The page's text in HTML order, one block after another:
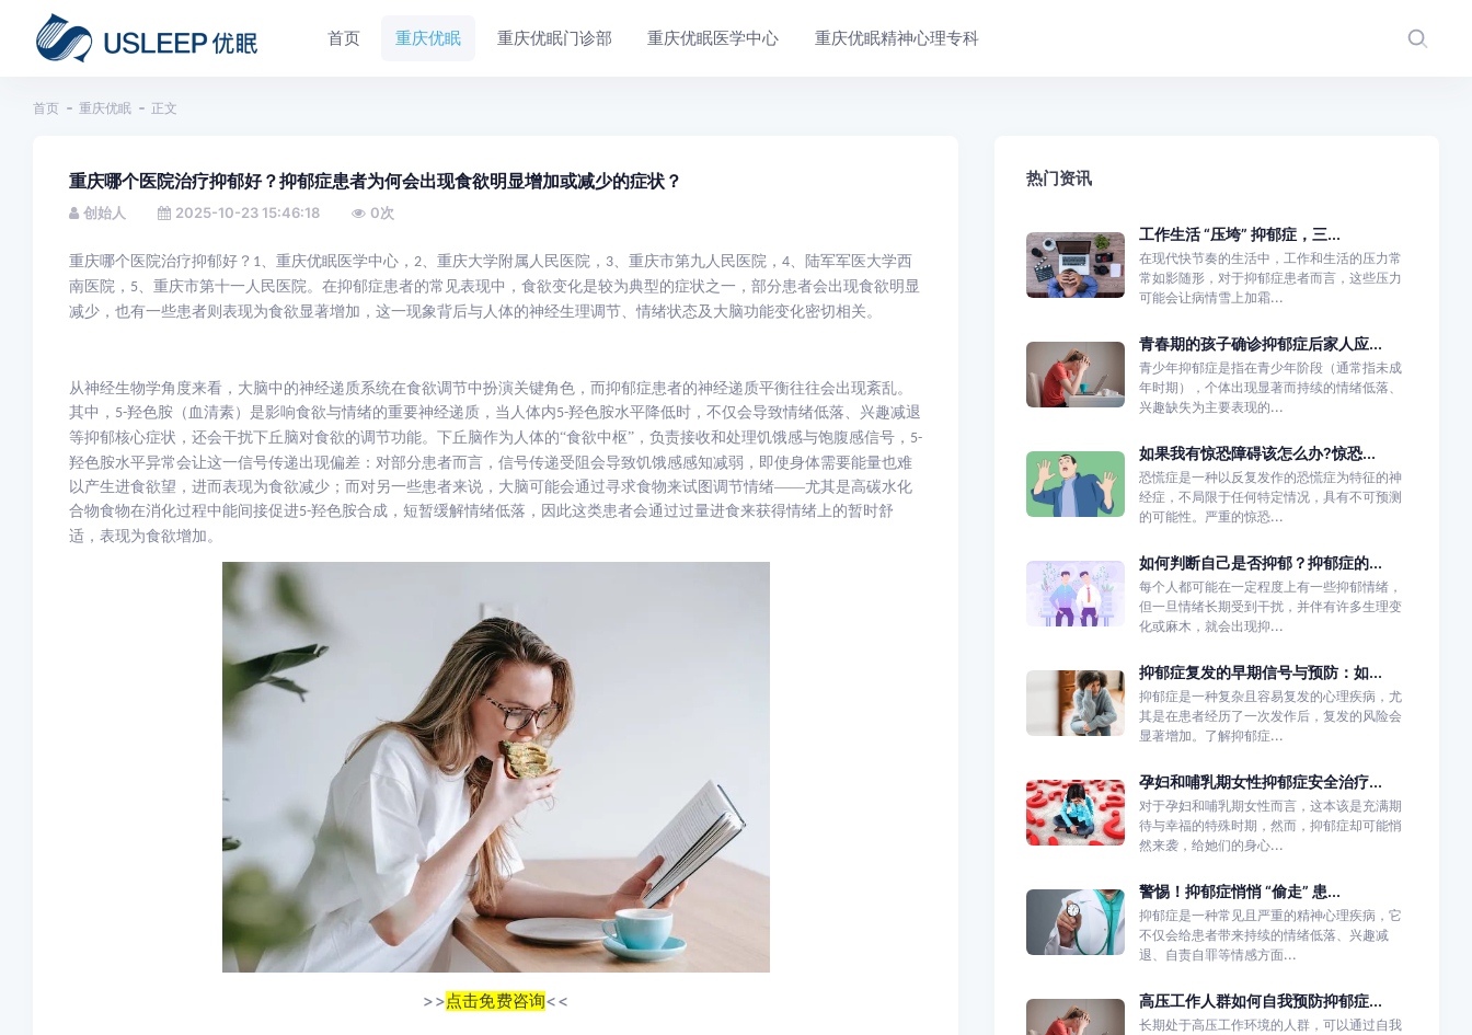
首页 重庆优眠 重庆优眠门诊部 重庆优眠医学中心 重庆优眠精神心理专科
首页 重庆优眠 正文
重庆哪个医院治疗抑郁好？抑郁症患者为何会出现食欲明显增加或减少的症状？
创始人 2025-10-23 15:46:18 0次
重庆哪个医院治疗抑郁好？ 1 、重庆优眠医学中心， 2、重庆大学附属人民医院， 3、重庆市第九人民医院， 4、陆军军医大学西
南医院， 5、重庆市第十一人民医院。在抑郁症患者的常见表现中，食欲变化是较为典型的症状之一，部分患者会出现食欲明显
减少，也有一些患者则表现为食欲显著增加，这一现象背后与人体的神经生理调节、情绪状态及大脑功能变化密切相关。​
从神经生物学角度来看，大脑中的神经递质系统在食欲调节中扮演关键角色，而抑郁症患者的神经递质平衡往往会出现紊乱。
其中， 5-羟色胺（血清素）是影响食欲与情绪的重要神经递质，当人体内5-羟色胺水平降低时，不仅会导致情绪低落、兴趣减退
等抑郁核心症状，还会干扰下丘脑对食欲的调节功能。下丘脑作为人体的“食欲中枢”，负责接收和处理饥饿感与饱腹感信号， 5-
羟色胺水平异常会让这一信号传递出现偏差：对部分患者而言，信号传递受阻会导致饥饿感感知减弱，即使身体需要能量也难
以产生进食欲望，进而表现为食欲减少；而对另一些患者来说，大脑可能会通过寻求食物来试图调节情绪——尤其是高碳水化
合物食物在消化过程中能间接促进5-羟色胺合成，短暂缓解情绪低落，因此这类患者会通过过量进食来获得情绪上的暂时舒
适，表现为食欲增加。​
>>点击免费咨询<<
热门资讯
工作生活 “压垮” 抑郁症，三...
在现代快节奏的生活中，工作和生活的压力常
常如影随形，对于抑郁症患者而言，这些压力
可能会让病情雪上加霜...
青春期的孩子确诊抑郁症后家人应...
青少年抑郁症是指在青少年阶段（通常指未成
年时期），个体出现显著而持续的情绪低落、
兴趣缺失为主要表现的...
如果我有惊恐障碍该怎么办?惊恐...
恐慌症是一种以反复发作的恐慌症为特征的神
经症，不局限于任何特定情况，具有不可预测
的可能性。严重的惊恐...
如何判断自己是否抑郁？抑郁症的...
每个人都可能在一定程度上有一些抑郁情绪，
但一旦情绪长期受到干扰，并伴有许多生理变
化或麻木，就会出现抑...
抑郁症复发的早期信号与预防：如...
抑郁症是一种复杂且容易复发的心理疾病，尤
其是在患者经历了一次发作后，复发的风险会
显著增加。了解抑郁症...
孕妇和哺乳期女性抑郁症安全治疗...
对于孕妇和哺乳期女性而言，这本该是充满期
待与幸福的特殊时期，然而，抑郁症却可能悄
然来袭，给她们的身心...
警惕！抑郁症悄悄 “偷走” 患...
抑郁症是一种常见且严重的精神心理疾病，它
不仅会给患者带来持续的情绪低落、兴趣减
退、自责自罪等情感方面...
高压工作人群如何自我预防抑郁症...
长期处于高压工作环境的人群，可以通过自我